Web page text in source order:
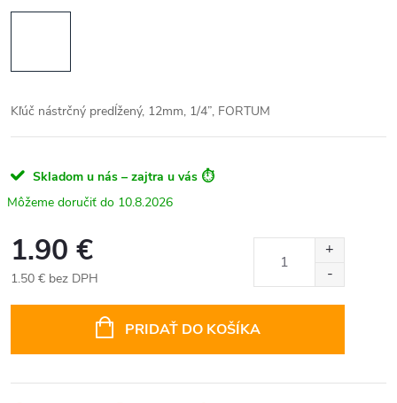
Kľúč nástrčný predĺžený, 12mm, 1/4”, FORTUM
Skladom u nás – zajtra u vás ⏱️
10.8.2026
1.90 €
1.50 € bez DPH
PRIDAŤ DO KOŠÍKA